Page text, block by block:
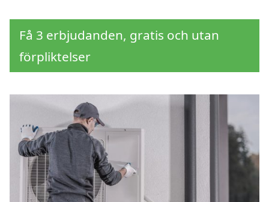
Få 3 erbjudanden, gratis och utan
förpliktelser